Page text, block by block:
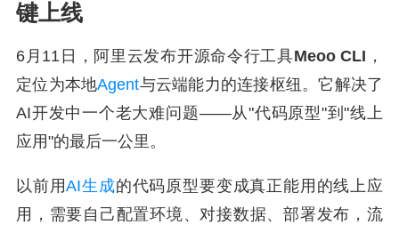
键上线
6月11日，阿里云发布开源命令行工具Meoo CLI ，
定位为本地Agent与云端能力的连接枢纽。它解决了
AI开发中一个老大难问题——从"代码原型"到"线上
应用"的最后一公里。
以前用AI生成的代码原型要变成真正能用的线上应
用，需要自己配置环境、对接数据、部署发布，流